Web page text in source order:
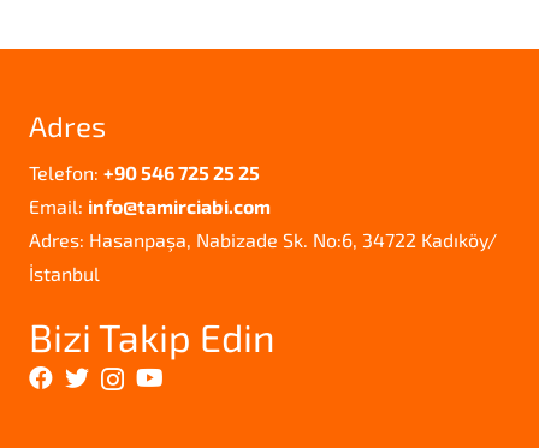
Adres
Telefon: +90 546 725 25 25
Email: info@tamirciabi.com
Adres: Hasanpaşa, Nabizade Sk. No:6, 34722 Kadıköy/
İstanbul
Bizi Takip Edin